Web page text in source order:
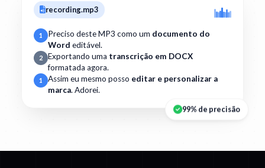
recording.mp3
1 Preciso deste MP3 como um documento do
Word editável.
2 Exportando uma transcrição em DOCX
formatada agora.
1 Assim eu mesmo posso editar e personalizar a
marca. Adorei.
99% de precisão